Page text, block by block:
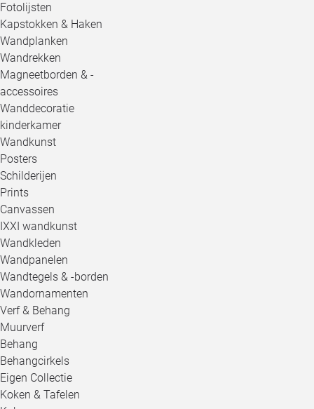
Fotolijsten
Kapstokken & Haken
Wandplanken
Wandrekken
Magneetborden & -
accessoires
Wanddecoratie
kinderkamer
Wandkunst
Posters
Schilderijen
Prints
Canvassen
IXXI wandkunst
Wandkleden
Wandpanelen
Wandtegels & -borden
Wandornamenten
Verf & Behang
Muurverf
Behang
Behangcirkels
Eigen Collectie
Koken & Tafelen